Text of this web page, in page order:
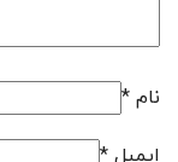
نام *
ایمیل *